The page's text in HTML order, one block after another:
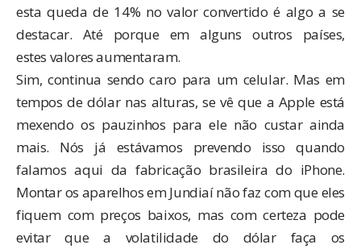
esta queda de 14% no valor convertido é algo a se
destacar. Até porque em alguns outros países,
estes valores aumentaram.
Sim, continua sendo caro para um celular. Mas em
tempos de dólar nas alturas, se vê que a Apple está
mexendo os pauzinhos para ele não custar ainda
mais. Nós já estávamos prevendo isso quando
falamos aqui dafabricação brasileira do iPhone.
Montar os aparelhos em Jundiaí não faz com que eles
fiquem com preços baixos, mas com certeza pode
evitar que a volatilidade do dólar faça os